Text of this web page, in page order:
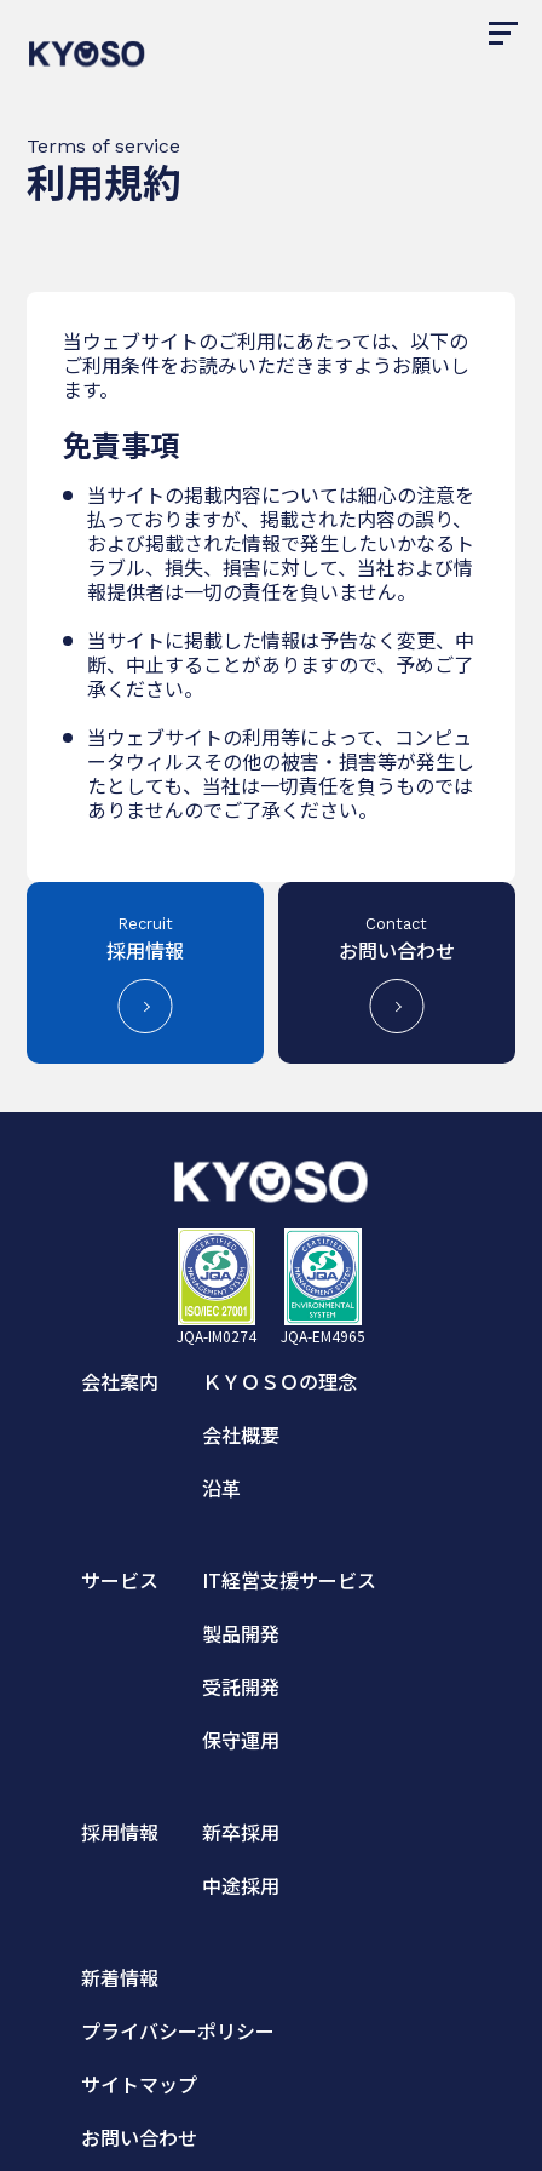
Terms of service
利用規約
当ウェブサイトのご利用にあたっては、以下の
ご利用条件をお読みいただきますようお願いし
ます。
免責事項
当サイトの掲載内容については細心の注意を
払っておりますが、掲載された内容の誤り、
および掲載された情報で発生したいかなるト
ラブル、損失、損害に対して、当社および情
報提供者は一切の責任を負いません。
当サイトに掲載した情報は予告なく変更、中
断、中止することがありますので、予めご了
承ください。
当ウェブサイトの利用等によって、コンピュ
ータウィルスその他の被害・損害等が発生し
たとしても、当社は一切責任を負うものでは
ありませんのでご了承ください。
Recruit
採用情報
Contact
お問い合わせ
JQA-IM0274 JQA-EM4965
会社案内
ＫＹＯＳＯの理念
会社概要
沿革
サービス
IT経営支援サービス
製品開発
受託開発
保守運用
採用情報
新卒採用
中途採用
新着情報
プライバシーポリシー
サイトマップ
お問い合わせ